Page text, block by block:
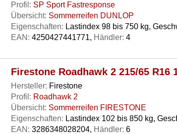
Profil: SP Sport Fastresponse
Übersicht: Sommerreifen DUNLOP
Eigenschaften: Lastindex 98 bis 750 kg,
EAN: 4250427441771, Händler: 4
Firestone Roadhawk 2 215/65 R16
Hersteller: Firestone
Profil: Roadhawk 2
Übersicht: Sommerreifen FIRESTONE
Eigenschaften: Lastindex 102 bis 850 kg,
EAN: 3286348028204, Händler: 6